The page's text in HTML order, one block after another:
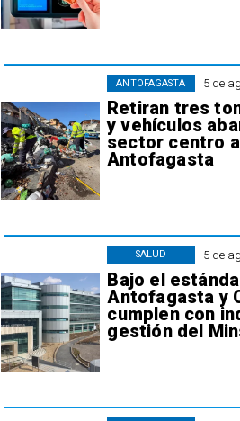
5 de
Retiran tres
y vehículos
sector centro
Antofagasta
ANTOFAGASTA
5 de
Bajo el
Antofagasta y
cumplen con
gestión del
SALUD